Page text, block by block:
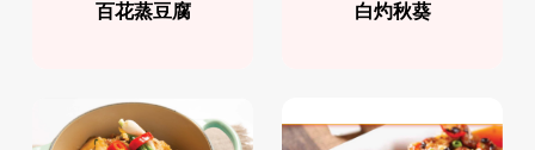
百花蒸豆腐 白灼秋葵